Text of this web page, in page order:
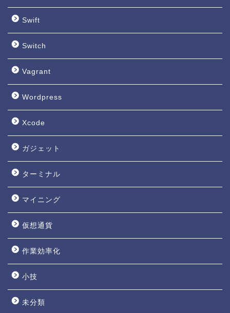
Swift
Switch
Vagrant
Wordpress
Xcode
ガジェット
ターミナル
マイニング
仮想通貨
作業効率化
小技
未分類